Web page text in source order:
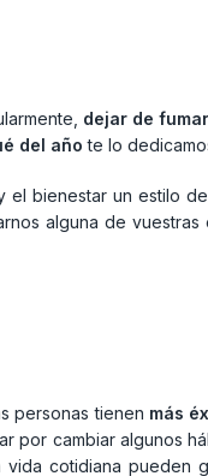
dejar de
del año te lo
bienestar un estilo
alguna de
personas tienen más
por cambiar algunos
vida cotidiana